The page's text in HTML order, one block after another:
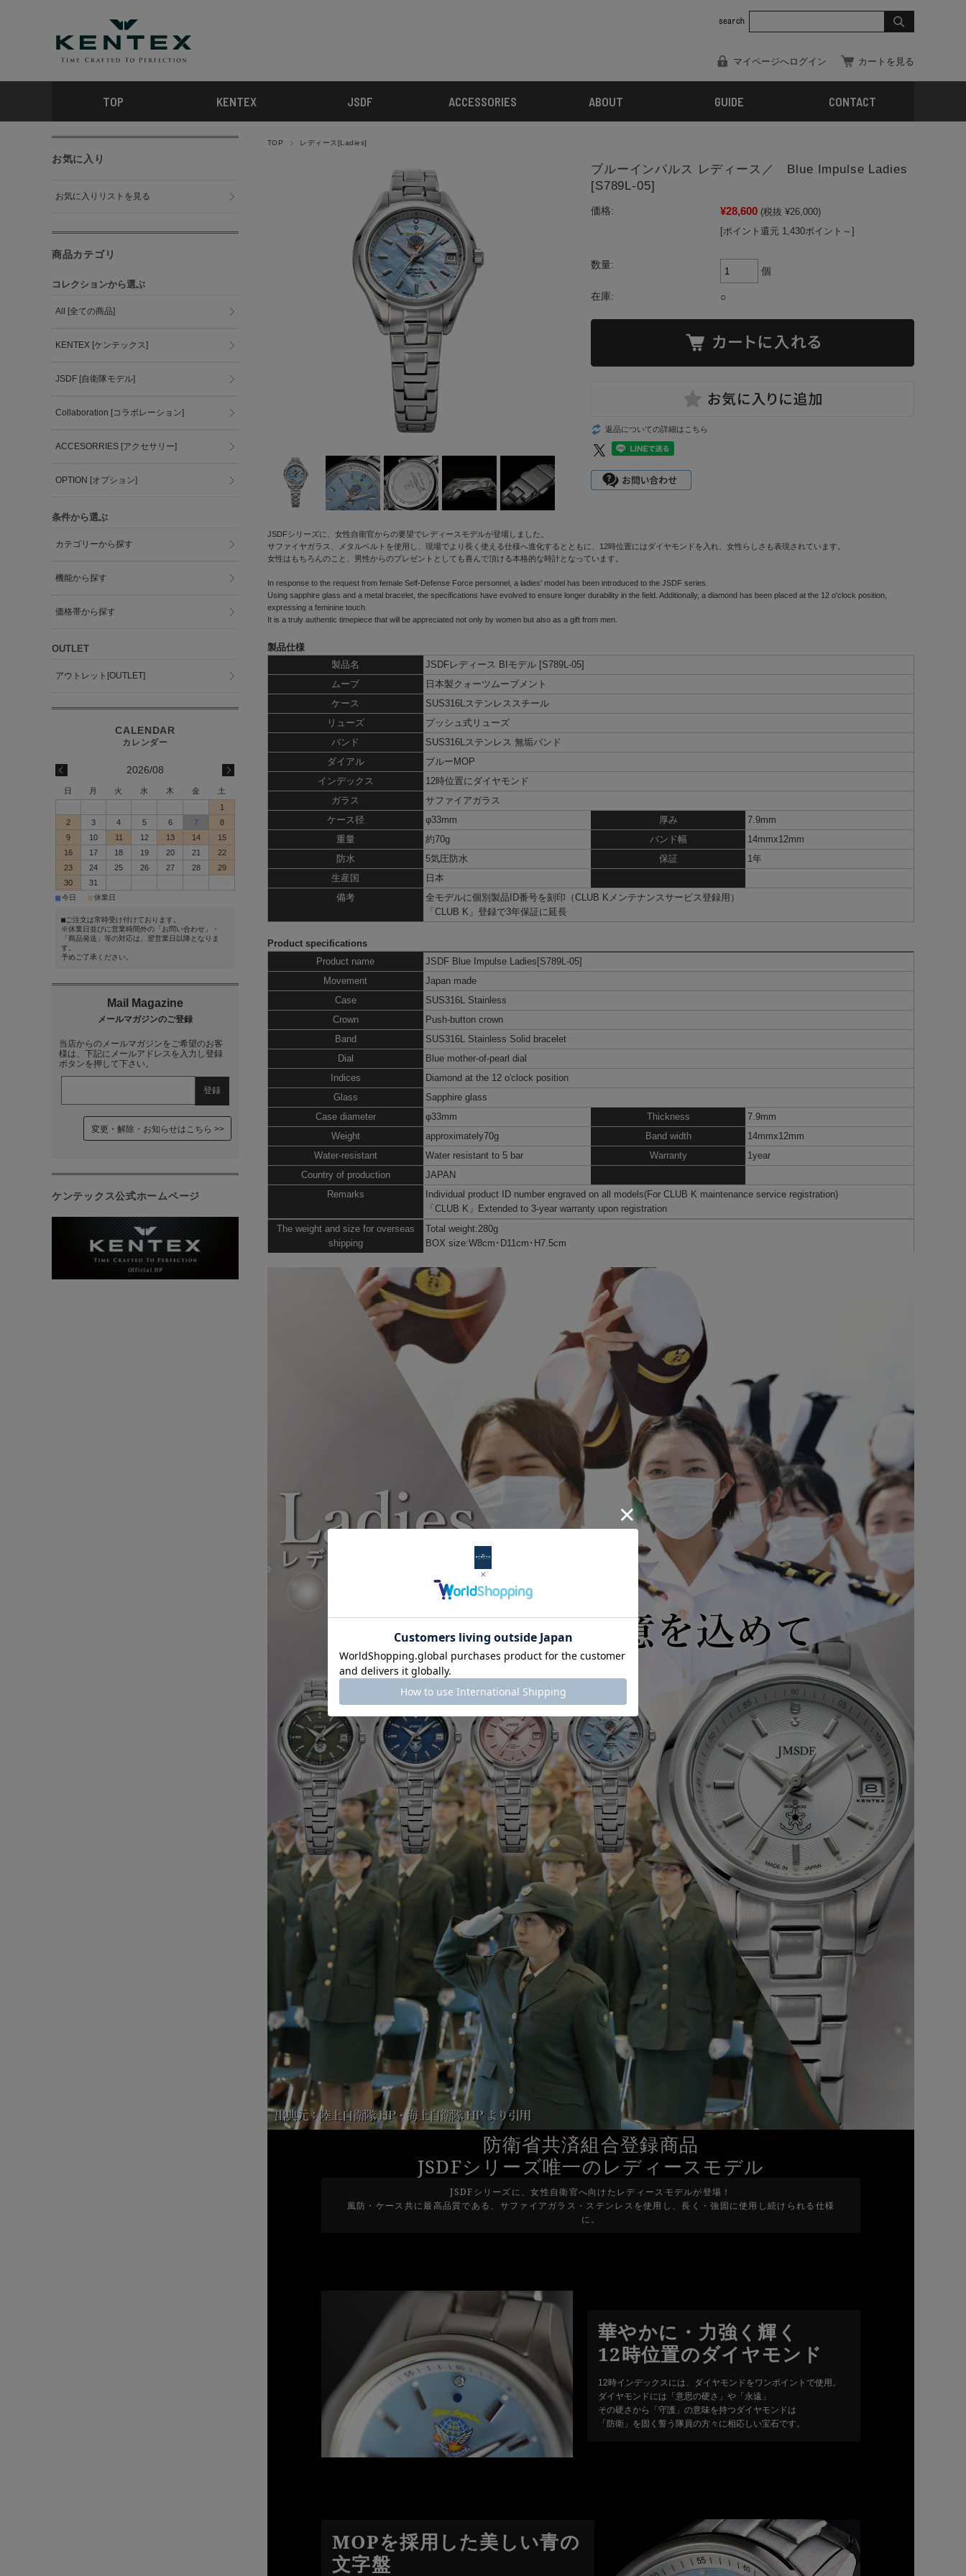
マイページへログイン カートを見る
TOP KENTEX JSDF ACCESSORIES ABOUT GUIDE CONTACT
TOP レディース[Ladies]
ブルーインパルス レディース／ Blue Impulse Ladies
[S789L-05]
価格: ¥28,600 (税抜 ¥26,000)
[ポイント還元 1,430ポイント～]
数量:
個
在庫: ○
返品についての詳細はこちら
JSDFシリーズに、女性自衛官からの要望でレディースモデルが登場しました。
サファイヤガラス、メタルベルトを使用し、現場でより長く使える仕様へ進化するとともに、12時位置にはダイヤモンドを入れ、女性らしさも表現されています。
女性はもちろんのこと、男性からのプレゼントとしても喜んで頂ける本格的な時計となっています。
In response to the request from female Self-Defense Force personnel, a ladies' model has been introduced to the JSDF series.
Using sapphire glass and a metal bracelet, the specifications have evolved to ensure longer durability in the field. Additionally, a diamond has been placed at the 12 o'clock position,
expressing a feminine touch.
It is a truly authentic timepiece that will be appreciated not only by women but also as a gift from men.
製品仕様
製品名
JSDFレディース BIモデル [S789L-05]
ムーブ
日本製クォーツムーブメント
ケース
SUS316Lステンレススチール
リューズ
プッシュ式リューズ
バンド
SUS316Lステンレス 無垢バンド
ダイアル
ブルーMOP
インデックス
12時位置にダイヤモンド
ガラス
サファイアガラス
ケース径
φ33mm 厚み
7.9mm
重量
約70g バンド幅
14mmx12mm
防水
5気圧防水 保証
1年
生産国
日本
備考
全モデルに個別製品ID番号を刻印（CLUB Kメンテナンスサービス登録用）
「CLUB K」 登録で3年保証に延長
Product specifications
Product name
JSDF Blue Impulse Ladies[S789L-05]
Movement
Japan made
Case
SUS316L Stainless
Crown
Push-button crown
Band
SUS316L Stainless Solid bracelet
Dial
Blue mother-of-pearl dial
Indices
Diamond at the 12 o'clock position
Glass
Sapphire glass
Case diameter
φ33mm Thickness
7.9mm
Weight
approximately70g Band width
14mmx12mm
Water-resistant
Water resistant to 5 bar Warranty
1year
Country of production
JAPAN
Remarks
Individual product ID number engraved on all models(For CLUB K maintenance service registration)
「CLUB K」 Extended to 3-year warranty upon registration
The weight and size for overseas
shipping
Total weight:280g
BOX size:W8cm･D11cm･H7.5cm
防衛省共済組合登録商品
JSDFシリーズ唯一のレディースモデル
JSDFシリーズに、女性自衛官へ向けたレディースモデルが登場！
風防・ケース共に最高品質である、サファイアガラス・ステンレスを使用し、長く・強固に使用し続けられる仕様
に。
華やかに・力強く輝く
12時位置のダイヤモンド
12時インデックスには、ダイヤモンドをワンポイントで使用。
ダイヤモンドには「意思の硬さ」や「永遠」
その硬さから「守護」の意味を持つダイヤモンドは
「防衛」を固く誓う隊員の方々に相応しい宝石です。
MOPを採用した美しい青の
文字盤
お気に入り
お気に入りリストを見る
商品カテゴリ
コレクションから選ぶ
All [全ての商品]
KENTEX [ケンテックス]
JSDF [自衛隊モデル]
Collaboration [コラボレーション]
ACCESORRIES [アクセサリー]
OPTION [オプション]
条件から選ぶ
カテゴリーから探す
機能から探す
価格帯から探す
OUTLET
アウトレット[OUTLET]
2026/08
日 月 火 水 木 金
土
1
2
3 4 5 6 7
8
9
10 11 12 13 14
15
16
17 18 19 20 21
22
23
24 25 26 27 28
29
30
31
■今日 ■休業日
■ご注文は常時受け付けております。
※休業日並びに営業時間外の「お問い合わせ」・
「商品発送」等の対応は、翌営業日以降となりま
す。
予めご了承ください。
当店からのメールマガジンをご希望のお客
様は、下記にメールアドレスを入力し登録
ボタンを押して下さい。
変更・解除・お知らせはこちら
ケンテックス公式ホームページ